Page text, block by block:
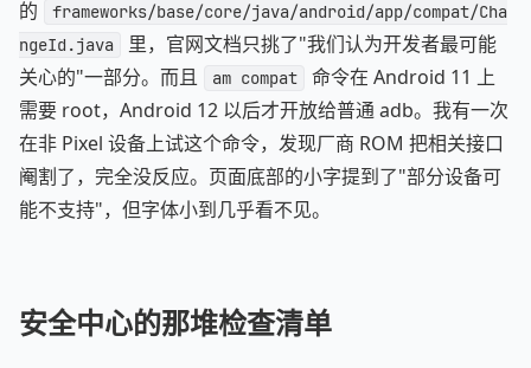
的
frameworks/base/core/java/android/app/compat/Cha
ngeId.java
里，官网文档只挑了"我们认为开发者最可能
关心的"一部分。而且
am compat
命令在 Android 11 上
需要 root，Android 12 以后才开放给普通 adb。我有一次
在非 Pixel 设备上试这个命令，发现厂商 ROM 把相关接口
阉割了，完全没反应。页面底部的小字提到了"部分设备可
能不支持"，但字体小到几乎看不见。
安全中心的那堆检查清单